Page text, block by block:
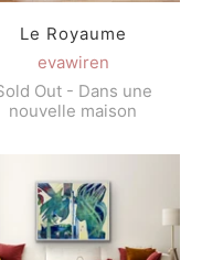
Le Royaume
evawiren
Out - Dans une
nouvelle maison